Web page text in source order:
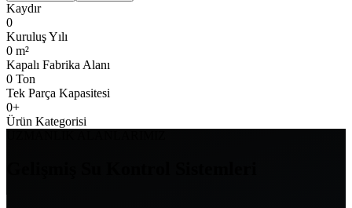
Kaydır
0
Kuruluş Yılı
0 m²
Kapalı Fabrika Alanı
0 Ton
Tek Parça Kapasitesi
0+
Ürün Kategorisi